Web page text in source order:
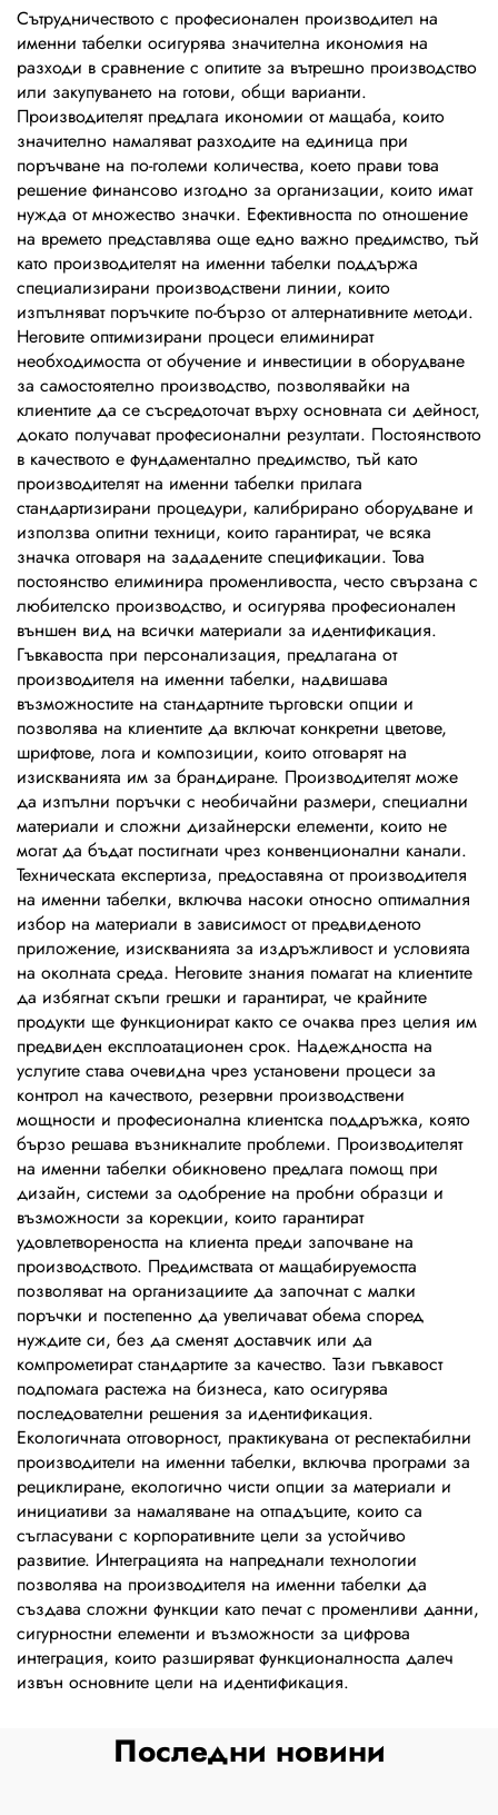
етикети, лазерно
гравирани табелки от
анодизиран алуминий,
лепящи етикети
гравирани машинни
табелки от анодизирано
сребристо алуминий
Сътрудничеството с професионален производител на
именни табелки осигурява значителна икономия на
разходи в сравнение с опитите за вътрешно производство
или закупуването на готови, общи варианти.
Производителят предлага икономии от мащаба, които
значително намаляват разходите на единица при
поръчване на по-големи количества, което прави това
решение финансово изгодно за организации, които имат
нужда от множество значки. Ефективността по отношение
на времето представлява още едно важно предимство, тъй
като производителят на именни табелки поддържа
специализирани производствени линии, които
изпълняват поръчките по-бързо от алтернативните методи.
Неговите оптимизирани процеси елиминират
необходимостта от обучение и инвестиции в оборудване
за самостоятелно производство, позволявайки на
клиентите да се съсредоточат върху основната си дейност,
докато получават професионални резултати. Постоянството
в качеството е фундаментално предимство, тъй като
производителят на именни табелки прилага
стандартизирани процедури, калибрирано оборудване и
използва опитни техници, които гарантират, че всяка
значка отговаря на зададените спецификации. Това
постоянство елиминира променливостта, често свързана с
любителско производство, и осигурява професионален
външен вид на всички материали за идентификация.
Гъвкавостта при персонализация, предлагана от
производителя на именни табелки, надвишава
възможностите на стандартните търговски опции и
позволява на клиентите да включат конкретни цветове,
шрифтове, лога и композиции, които отговарят на
изискванията им за брандиране. Производителят може
да изпълни поръчки с необичайни размери, специални
материали и сложни дизайнерски елементи, които не
могат да бъдат постигнати чрез конвенционални канали.
Техническата експертиза, предоставяна от производителя
на именни табелки, включва насоки относно оптималния
избор на материали в зависимост от предвиденото
приложение, изискванията за издръжливост и условията
на околната среда. Неговите знания помагат на клиентите
да избягнат скъпи грешки и гарантират, че крайните
продукти ще функционират както се очаква през целия им
предвиден експлоатационен срок. Надеждността на
услугите става очевидна чрез установени процеси за
контрол на качеството, резервни производствени
мощности и професионална клиентска поддръжка, която
бързо решава възникналите проблеми. Производителят
на именни табелки обикновено предлага помощ при
дизайн, системи за одобрение на пробни образци и
възможности за корекции, които гарантират
удовлетвореността на клиента преди започване на
производството. Предимствата от мащабируемостта
позволяват на организациите да започнат с малки
поръчки и постепенно да увеличават обема според
нуждите си, без да сменят доставчик или да
компрометират стандартите за качество. Тази гъвкавост
подпомага растежа на бизнеса, като осигурява
последователни решения за идентификация.
Екологичната отговорност, практикувана от респектабилни
производители на именни табелки, включва програми за
рециклиране, екологично чисти опции за материали и
инициативи за намаляване на отпадъците, които са
съгласувани с корпоративните цели за устойчиво
развитие. Интеграцията на напреднали технологии
позволява на производителя на именни табелки да
създава сложни функции като печат с променливи данни,
сигурностни елементи и възможности за цифрова
интеграция, които разширяват функционалността далеч
извън основните цели на идентификация.
Последни новини